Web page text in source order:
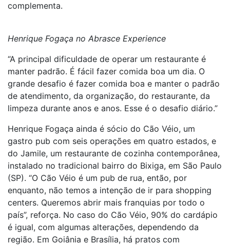
complementa.
Henrique Fogaça no Abrasce Experience
“A principal dificuldade de operar um restaurante é
manter padrão. É fácil fazer comida boa um dia. O
grande desafio é fazer comida boa e manter o padrão
de atendimento, da organização, do restaurante, da
limpeza durante anos e anos. Esse é o desafio diário.”
Henrique Fogaça ainda é sócio do Cão Véio, um
gastro pub com seis operações em quatro estados, e
do Jamile, um restaurante de cozinha contemporânea,
instalado no tradicional bairro do Bixiga, em São Paulo
(SP). “O Cão Véio é um pub de rua, então, por
enquanto, não temos a intenção de ir para shopping
centers. Queremos abrir mais franquias por todo o
país”, reforça. No caso do Cão Véio, 90% do cardápio
é igual, com algumas alterações, dependendo da
região. Em Goiânia e Brasília, há pratos com